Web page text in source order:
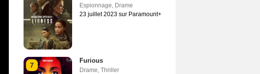
Espionnage, Drame
23 juillet 2023 sur Paramount+
7
Furious
Drame, Thriller